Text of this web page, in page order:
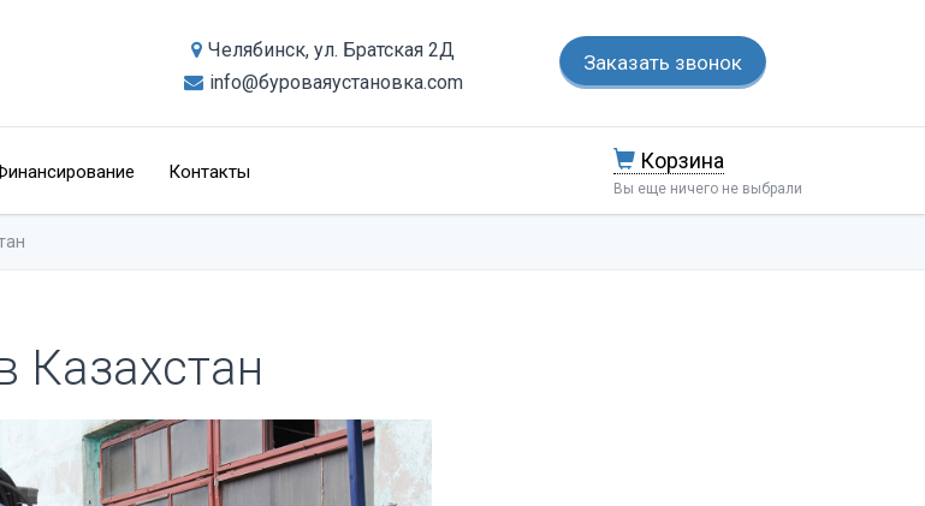
Челябинск, ул. Братская 2Д
info@буроваяустановка.com
Заказать звонок
Корзина
Вы еще ничего не выбрали
Контакты
Казахстан